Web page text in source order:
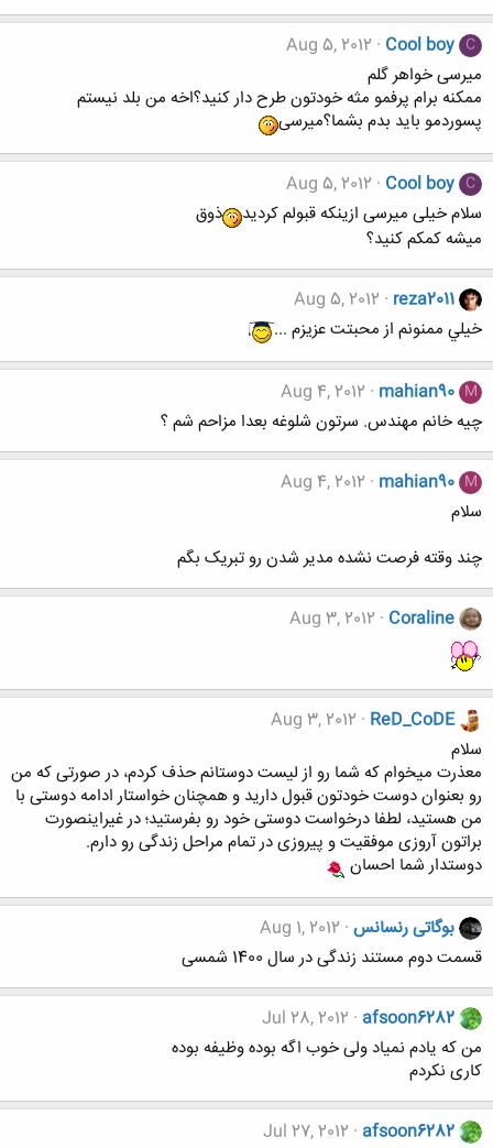
C
Cool boy
Aug 5, 2012
میرسی خواهر گلم
ممکنه برام پرفمو مثه خودتون طرح دار کنید؟اخه من بلد نیستم
پسوردمو باید بدم بشما؟میرسی
C
Cool boy
Aug 5, 2012
سلام خیلی میرسی ازینکه قبولم کردید
ذوق
میشه کمکم کنید؟
reza2011
Aug 5, 2012
خيلي ممنونم از محبتت عزيزم ...
M
mahian90
Aug 4, 2012
چیه خانم مهندس. سرتون شلوغه بعدا مزاحم شم ؟
M
mahian90
Aug 4, 2012
سلام
چند وقته فرصت نشده مدیر شدن رو تبریک بگم
Coraline
Aug 3, 2012
ReD_CoDE
Aug 3, 2012
سلام
معذرت میخوام که شما رو از لیست دوستانم حذف کردم، در صورتی که من
رو بعنوان دوست خودتون قبول دارید و همچنان خواستار ادامه دوستی با
من هستید، لطفا درخواست دوستی خود رو بفرستید؛ در غیراینصورت
براتون آروزی موفقیت و پیروزی در تمام مراحل زندگی رو دارم.
دوستدار شما احسان
بوگاتی رنسانس Aug 1, 2012
قسمت دوم مستند زندگی در سال 1400 شمسی
afsoon6282
Jul 28, 2012
من که یادم نمیاد ولی خوب اگه بوده وظیفه بوده
کاری نکردم
afsoon6282
Jul 27, 2012